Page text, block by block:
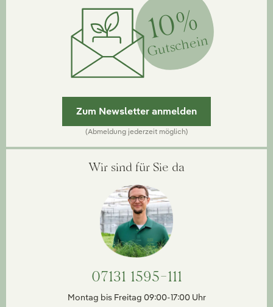
10%
Gutschein
Zum Newsletter anmelden
(Abmeldung jederzeit möglich)
Wir sind für Sie da
07131 1595-111
Montag bis Freitag 09:00-17:00 Uhr